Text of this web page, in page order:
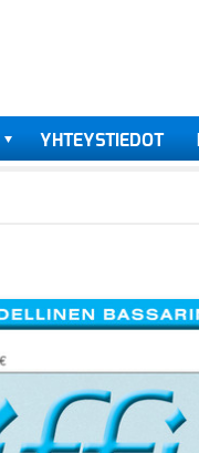
YHTEYSTIEDOT